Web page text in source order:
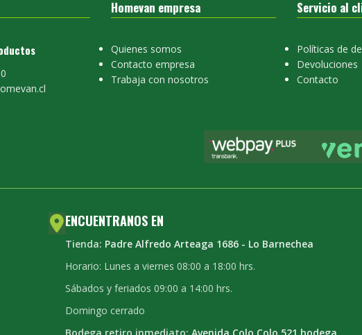
Homevan empresa
Quienes somos
Contacto empresa
Trabaja con nosotros
Servicio al
Políticas de
Devoluciones
Contacto
ENCUENTRANOS EN
Tienda: Padre Alfredo Arteaga 1686 - Lo Barnechea
Horario: Lunes a viernes 08:00 a 18:00 hrs.
Sábados y feriados 09:00 a 14:00 hrs.
Domingo cerrado